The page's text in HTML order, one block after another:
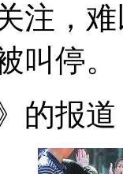
注，
叫停。
的报